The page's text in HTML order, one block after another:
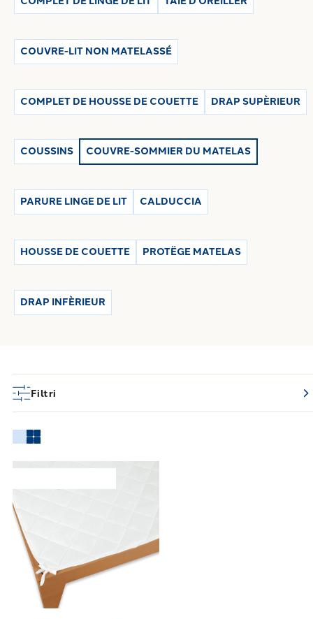
COUVRE-LIT NON MATELASSÉ
COMPLET DE HOUSSE DE COUETTE DRAP SUPÈRIEUR
COUSSINS COUVRE-SOMMIER DU MATELAS
PARURE LINGE DE LIT CALDUCCIA
HOUSSE DE COUETTE PROTËGE MATELAS
DRAP INFÈRIEUR
Filtri
Link to "